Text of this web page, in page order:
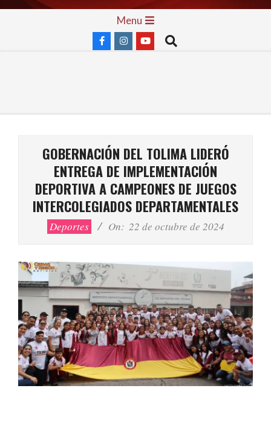
Skip
Menu
Search
GOBERNACIÓN DEL TOLIMA LIDERÓ
ENTREGA DE IMPLEMENTACIÓN
DEPORTIVA A CAMPEONES DE JUEGOS
INTERCOLEGIADOS DEPARTAMENTALES
Deportes On: 22 de octubre de 2024